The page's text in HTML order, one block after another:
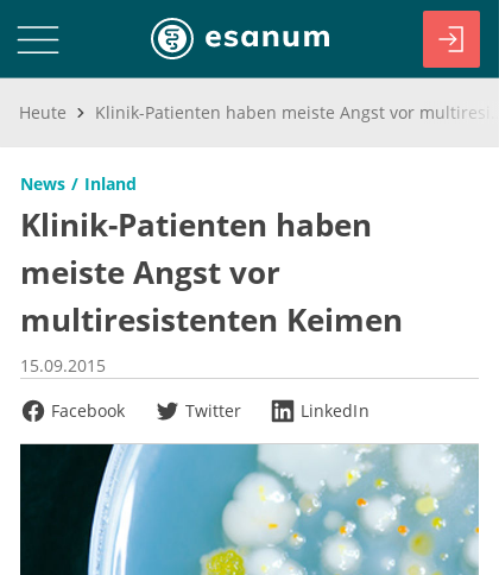
Heute
News Inland
Klinik-Patienten haben
meiste Angst vor
multiresistenten Keimen
15.09.2015
Facebook
Twitter LinkedIn